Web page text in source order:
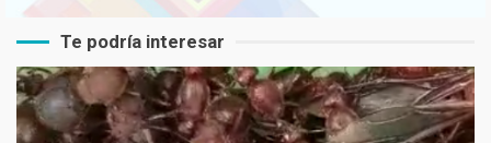
Te podría interesar